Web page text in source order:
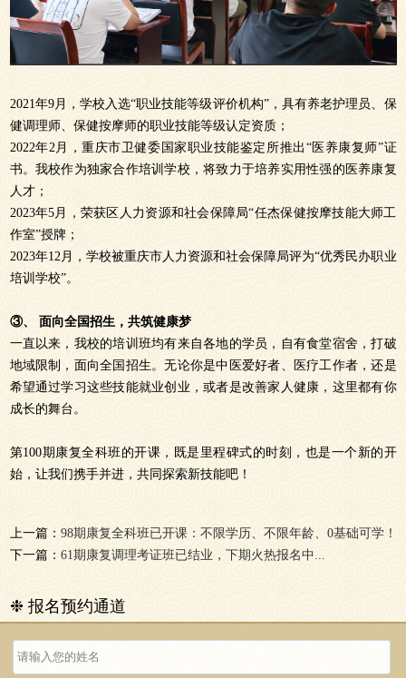
2021年9月，学校入选“职业技能等级评价机构”，具有养老护理员、保
健调理师、保健按摩师的职业技能等级认定资质；
2022年2月，重庆市卫健委国家职业技能鉴定所推出“医养康复师”证
书。我校作为独家合作培训学校，将致力于培养实用性强的医养康复
人才；
2023年5月，荣获区人力资源和社会保障局“任杰保健按摩技能大师工
作室”授牌；
2023年12月，学校被重庆市人力资源和社会保障局评为“优秀民办职业
培训学校”。
③、 面向全国招生，共筑健康梦
一直以来，我校的培训班均有来自各地的学员，自有食堂宿舍，打破
地域限制，面向全国招生。无论你是中医爱好者、医疗工作者，还是
希望通过学习这些技能就业创业，或者是改善家人健康，这里都有你
成长的舞台。
第100期康复全科班的开课，既是里程碑式的时刻，也是一个新的开
始，让我们携手并进，共同探索新技能吧！
上一篇： 98期康复全科班已开课：不限学历、不限年龄、0基础可学！
下一篇： 61期康复调理考证班已结业，下期火热报名中...
❉ 报名预约通道